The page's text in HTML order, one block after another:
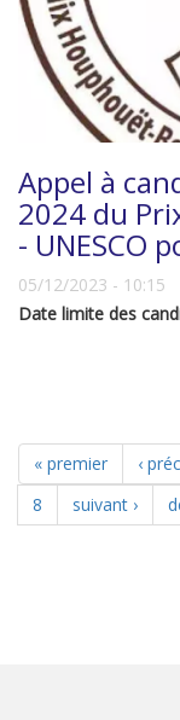
Appel à
2024 du
- UNESCO
05/12/2023 - 10:15
Date limite des
« premier ‹
8
suivant ›